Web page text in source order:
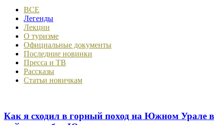
ВСЕ
Легенды
Лекции
О туризме
Официальные документы
Последние новинки
Пресса и ТВ
Рассказы
Статьи новичкам
Как я сходил в горный поход на Южном Урале в